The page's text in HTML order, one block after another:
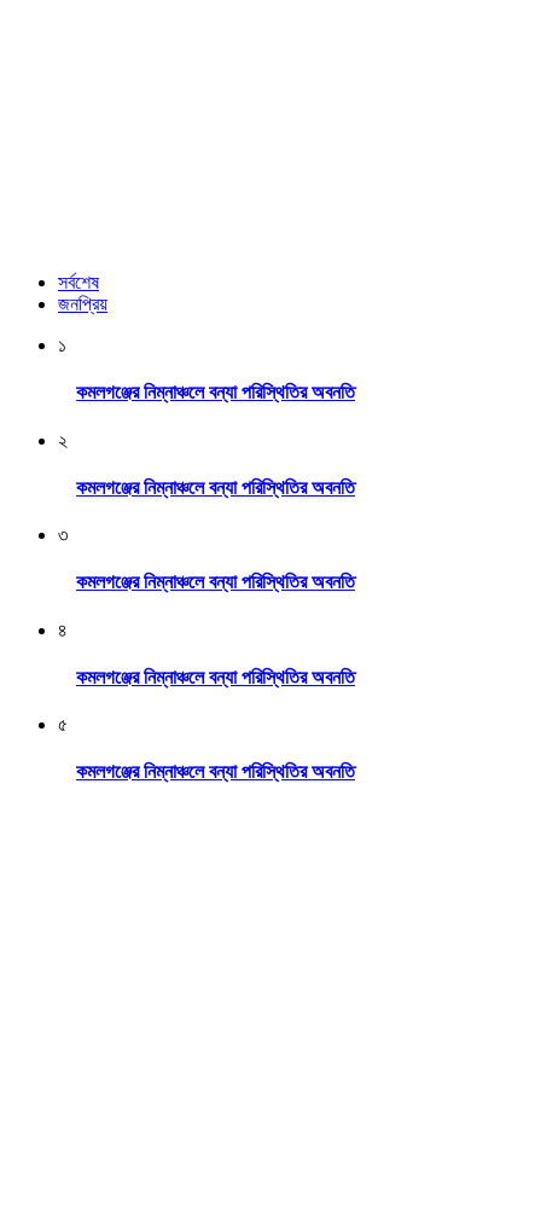
সর্বশেষ
জনপ্রিয়
১
কমলগঞ্জের নিম্নাঞ্চলে বন্যা পরিস্থিতির অবনতি
২
কমলগঞ্জের নিম্নাঞ্চলে বন্যা পরিস্থিতির অবনতি
৩
কমলগঞ্জের নিম্নাঞ্চলে বন্যা পরিস্থিতির অবনতি
৪
কমলগঞ্জের নিম্নাঞ্চলে বন্যা পরিস্থিতির অবনতি
৫
কমলগঞ্জের নিম্নাঞ্চলে বন্যা পরিস্থিতির অবনতি